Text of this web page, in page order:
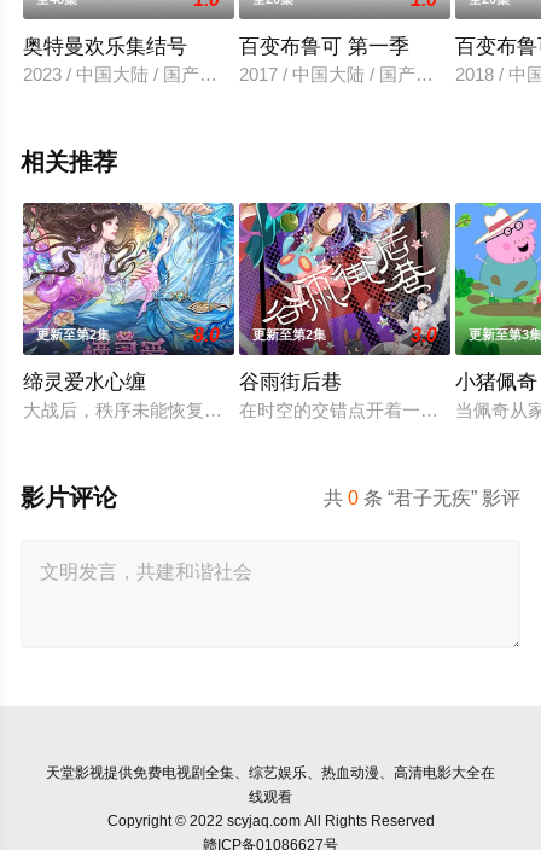
奥特曼欢乐集结号
2023 / 中国大陆 / 国产动漫
百变布鲁可 第一季
2017 / 中国大陆 / 国产动漫
百变布
2018 / 中
相关推荐
更新至第2集 8.0
缔灵爱水心缠
大战后，秩序未能恢复，世界陷入混乱。混沌从深渊崛起，
更新至第2集 3.0
谷雨街后巷
在时空的交错点开着一间酒馆——谷
更新至第3
小猪佩
当佩奇从
共0 条 “君子无疾” 影评
影片评论
天堂影视提供免费电视剧全集、综艺娱乐、热血动漫、高清电影大全在
线观看
Copyright © 2022 scyjaq.com All Rights Reserved
赣ICP备01086627号